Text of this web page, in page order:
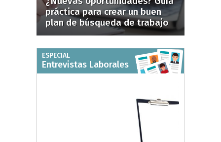
práctica para crear un buen
plan de búsqueda de trabajo
ESPECIAL
Entrevistas Laborales